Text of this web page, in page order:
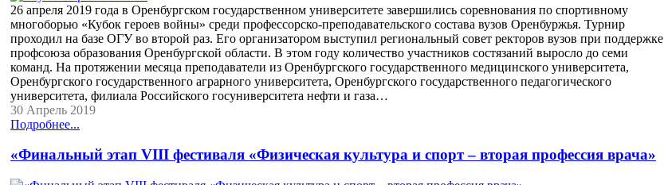
26 апреля 2019 года в Оренбургском государственном университете завершились соревнования по спортивному
многоборью «Кубок героев войны» среди профессорско-преподавательского состава вузов Оренбуржья. Турнир
проходил на базе ОГУ во второй раз. Его организатором выступил региональный совет ректоров вузов при поддержке
профсоюза образования Оренбургской области. В этом году количество участников состязаний выросло до семи
команд. На протяжении месяца преподаватели из Оренбургского государственного медицинского университета,
Оренбургского государственного аграрного университета, Оренбургского государственного педагогического
университета, филиала Российского госуниверситета нефти и газа…
30 Апрель 2019
Подробнее...
«Финальный этап VIII фестиваля «Физическая культура и спорт – вторая профессия врача»